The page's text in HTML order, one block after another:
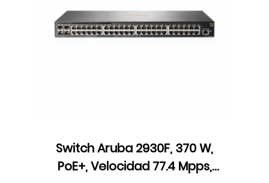
Switch Aruba 2930F, 370 W,
PoE+, Velocidad 77.4 Mpps,